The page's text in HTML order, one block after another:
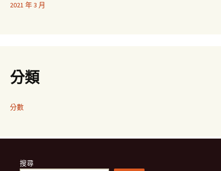
2021 年 3 月
分類
分數
搜尋